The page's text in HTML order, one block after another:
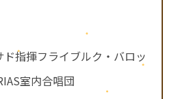
指揮フライブルク・バロッ
室内合唱団